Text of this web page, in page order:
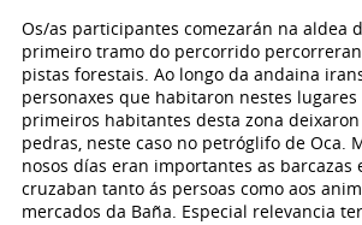
Os/as participantes comezarán na aldea
primeiro tramo do percorrido
pistas forestais. Ao longo da andaina
personaxes que habitaron nestes lugares
primeiros habitantes desta zona
pedras, neste caso no petróglifo de Oca.
nosos días eran importantes as barcazas
cruzaban tanto ás persoas como aos
mercados da Baña. Especial relevancia